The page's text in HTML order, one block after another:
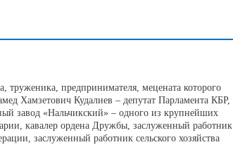
труженика, предпринимателя, мецената которого
Хамзетович Кудалиев – депутат Парламента КБР,
завод «Нальчикский» – одного из крупнейших
кавалер ордена Дружбы, заслуженный работник
заслуженный работник сельского хозяйства